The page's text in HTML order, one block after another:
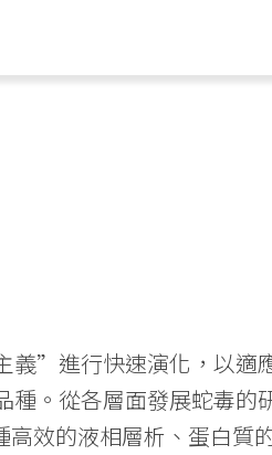
義”進行快速演化，以適
種。從各層面發展蛇毒的
效的液相層析、蛋白質